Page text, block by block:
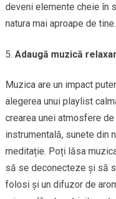
deveni elemente cheie în
natura mai aproape de tine.
Adaugă muzică
Muzica are un impact
alegerea unui playlist
crearea unei atmosfere
instrumentală, sunete din
meditație. Poți lăsa
să se deconecteze și să
folosi și un difuzor de